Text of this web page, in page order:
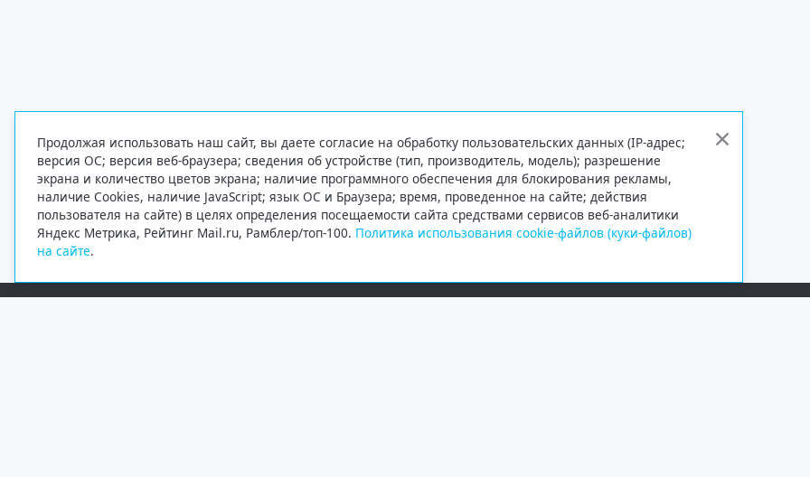
Продолжая использовать наш сайт, вы даете согласие на обработку пользовательских данных (IP-адрес;
версия ОС; версия веб-браузера; сведения об устройстве (тип, производитель, модель); разрешение
экрана и количество цветов экрана; наличие программного обеспечения для блокирования рекламы,
наличие Cookies, наличие JavaScript; язык ОС и Браузера; время, проведенное на сайте; действия
пользователя на сайте) в целях определения посещаемости сайта средствами сервисов веб-аналитики
Яндекс Метрика, Рейтинг Mail.ru, Рамблер/топ-100. Политика использования cookie-файлов (куки-файлов)
на сайте.